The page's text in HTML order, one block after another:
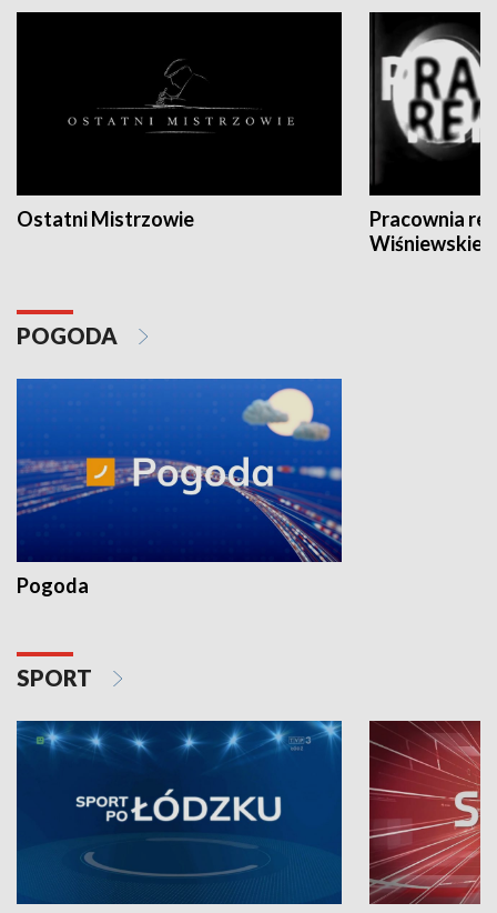
Ostatni Mistrzowie
Pracownia
POGODA
Pogoda
SPORT